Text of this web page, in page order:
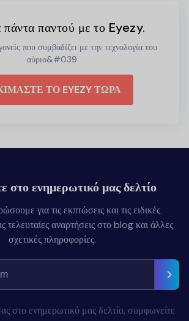
πάντα παντού με το Eyezy.
που συμβαδίζει με την τεχνολογία του
αύριο&#039
ΤΟ EYEZY ΤΩΡΑ
στο ενημερωτικό μας δελτίο
για τις εκπτώσεις και τις ειδικές
τελευταίες αναρτήσεις στο blog και άλλες
σχετικές πληροφορίες.
στο ενημερωτικό μας δελτίο, συμφωνείτε